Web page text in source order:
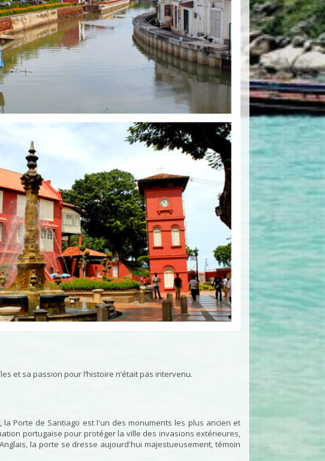
et sa passion pour l’histoire n’était pas intervenu.
Porte de Santiago est l'un des monuments les plus ancien et
portugaise pour protéger la ville des invasions extérieures,
la porte se dresse aujourd'hui majestueusement, témoin